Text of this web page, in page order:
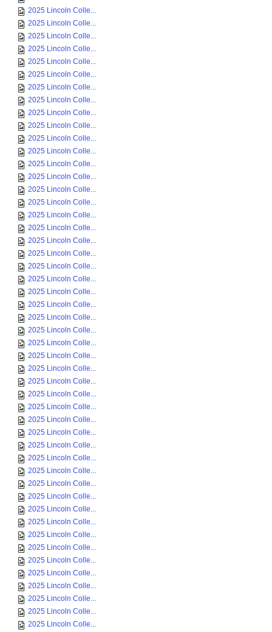
2025 Lincoln Colle...
2025 Lincoln Colle...
2025 Lincoln Colle...
2025 Lincoln Colle...
2025 Lincoln Colle...
2025 Lincoln Colle...
2025 Lincoln Colle...
2025 Lincoln Colle...
2025 Lincoln Colle...
2025 Lincoln Colle...
2025 Lincoln Colle...
2025 Lincoln Colle...
2025 Lincoln Colle...
2025 Lincoln Colle...
2025 Lincoln Colle...
2025 Lincoln Colle...
2025 Lincoln Colle...
2025 Lincoln Colle...
2025 Lincoln Colle...
2025 Lincoln Colle...
2025 Lincoln Colle...
2025 Lincoln Colle...
2025 Lincoln Colle...
2025 Lincoln Colle...
2025 Lincoln Colle...
2025 Lincoln Colle...
2025 Lincoln Colle...
2025 Lincoln Colle...
2025 Lincoln Colle...
2025 Lincoln Colle...
2025 Lincoln Colle...
2025 Lincoln Colle...
2025 Lincoln Colle...
2025 Lincoln Colle...
2025 Lincoln Colle...
2025 Lincoln Colle...
2025 Lincoln Colle...
2025 Lincoln Colle...
2025 Lincoln Colle...
2025 Lincoln Colle...
2025 Lincoln Colle...
2025 Lincoln Colle...
2025 Lincoln Colle...
2025 Lincoln Colle...
2025 Lincoln Colle...
2025 Lincoln Colle...
2025 Lincoln Colle...
2025 Lincoln Colle...
2025 Lincoln Colle...